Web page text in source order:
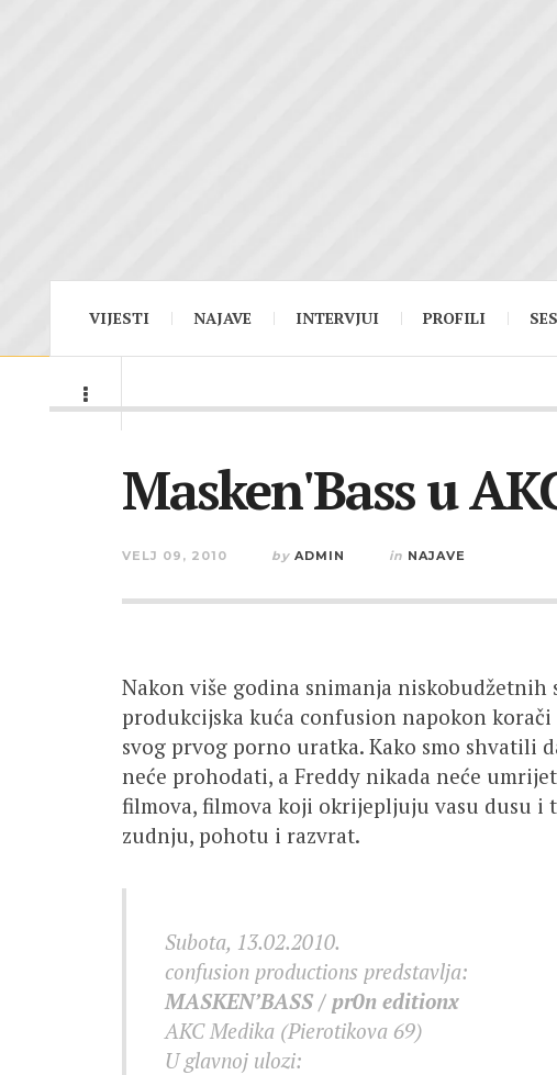
VIJESTI NAJAVE INTERVJUI PROFILI
Masken'Bass u
VELJ 09, 2010 by ADMIN in NAJAVE
Nakon više godina snimanja
produkcijska kuća confusion napokon
svog prvog porno uratka. Kako smo shvatili
neće prohodati, a Freddy nikada neće
filmova, filmova koji okrijepljuju vasu dusu
zudnju, pohotu i razvrat.
Subota, 13.02.2010.
confusion productions predstavlja:
MASKEN’BASS / pr0n editionx
AKC Medika (Pierotikova 69)
U glavnoj ulozi: